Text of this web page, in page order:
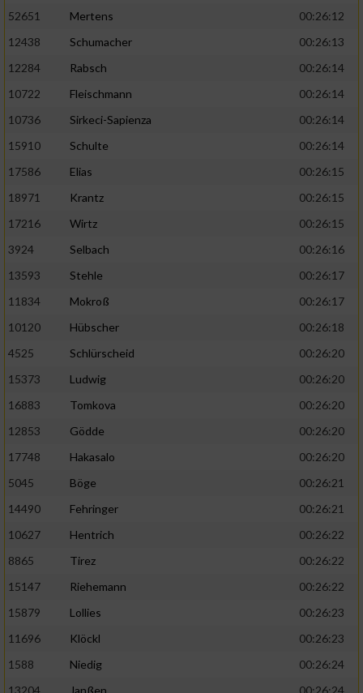
52651
Mertens
00:26:12
12438
Schumacher
00:26:13
12284
Rabsch
00:26:14
10722
Fleischmann
00:26:14
10736
Sirkeci-Sapienza
00:26:14
15910
Schulte
00:26:14
17586
Elias
00:26:15
18971
Krantz
00:26:15
17216
Wirtz
00:26:15
3924
Selbach
00:26:16
13593
Stehle
00:26:17
11834
Mokroß
00:26:17
10120
Hübscher
00:26:18
4525
Schlürscheid
00:26:20
15373
Ludwig
00:26:20
16883
Tomkova
00:26:20
12853
Gödde
00:26:20
17748
Hakasalo
00:26:20
5045
Böge
00:26:21
14490
Fehringer
00:26:21
10627
Hentrich
00:26:22
8865
Tirez
00:26:22
15147
Riehemann
00:26:22
15879
Lollies
00:26:23
11696
Klöckl
00:26:23
1588
Niedig
00:26:24